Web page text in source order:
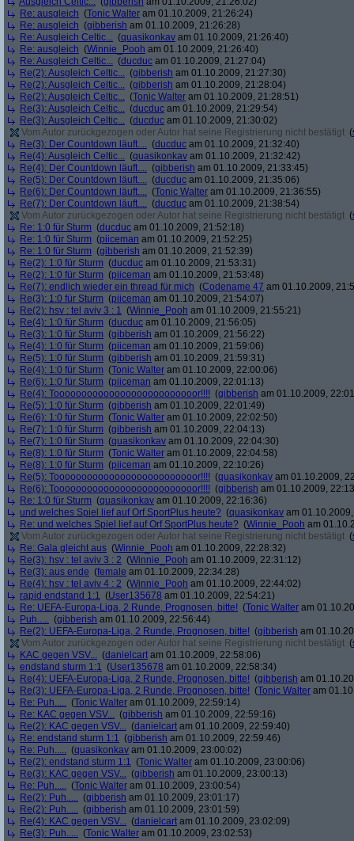
Re: ausgleich (Tonic Walter am 01.10.2009, 21:26:24)
Re: ausgleich (gibberish am 01.10.2009, 21:26:28)
Re: Ausgleich Celtic... (quasikonkav am 01.10.2009, 21:26:40)
Re: ausgleich (Winnie_Pooh am 01.10.2009, 21:26:40)
Re: Ausgleich Celtic... (ducduc am 01.10.2009, 21:27:04)
Re(2): Ausgleich Celtic... (gibberish am 01.10.2009, 21:27:30)
Re(2): Ausgleich Celtic... (gibberish am 01.10.2009, 21:28:04)
Re(2): Ausgleich Celtic... (Tonic Walter am 01.10.2009, 21:28:51)
Re(3): Ausgleich Celtic... (ducduc am 01.10.2009, 21:29:54)
Re(3): Ausgleich Celtic... (ducduc am 01.10.2009, 21:30:02)
Vom Autor zurückgezogen oder Autor hat seine Registrierung nicht bestätigt (
Re(3): Der Countdown läuft.... (ducduc am 01.10.2009, 21:32:40)
Re(4): Ausgleich Celtic... (quasikonkav am 01.10.2009, 21:32:42)
Re(4): Der Countdown läuft.... (gibberish am 01.10.2009, 21:33:45)
Re(5): Der Countdown läuft.... (ducduc am 01.10.2009, 21:35:06)
Re(6): Der Countdown läuft.... (Tonic Walter am 01.10.2009, 21:36:55)
Re(7): Der Countdown läuft.... (ducduc am 01.10.2009, 21:38:54)
Vom Autor zurückgezogen oder Autor hat seine Registrierung nicht bestätigt (
Re: 1:0 für Sturm (ducduc am 01.10.2009, 21:52:18)
Re: 1:0 für Sturm (piiceman am 01.10.2009, 21:52:25)
Re: 1:0 für Sturm (gibberish am 01.10.2009, 21:52:39)
Re(2): 1:0 für Sturm (ducduc am 01.10.2009, 21:53:31)
Re(2): 1:0 für Sturm (piiceman am 01.10.2009, 21:53:48)
Re(7): endlich wieder ein thread für mich (Codename 47 am 01.10.2009,
Re(3): 1:0 für Sturm (piiceman am 01.10.2009, 21:54:07)
Re(2): hsv : tel aviv 3 : 1 (Winnie_Pooh am 01.10.2009, 21:55:21)
Re(4): 1:0 für Sturm (ducduc am 01.10.2009, 21:56:05)
Re(3): 1:0 für Sturm (gibberish am 01.10.2009, 21:56:22)
Re(4): 1:0 für Sturm (piiceman am 01.10.2009, 21:59:06)
Re(5): 1:0 für Sturm (gibberish am 01.10.2009, 21:59:31)
Re(4): 1:0 für Sturm (Tonic Walter am 01.10.2009, 22:00:06)
Re(6): 1:0 für Sturm (piiceman am 01.10.2009, 22:01:13)
Re(4): Toooooooooooooooooooooooooor!!!! (gibberish am 01.10.2009,
Re(5): 1:0 für Sturm (gibberish am 01.10.2009, 22:01:49)
Re(6): 1:0 für Sturm (Tonic Walter am 01.10.2009, 22:02:50)
Re(7): 1:0 für Sturm (gibberish am 01.10.2009, 22:04:13)
Re(7): 1:0 für Sturm (quasikonkav am 01.10.2009, 22:04:30)
Re(8): 1:0 für Sturm (Tonic Walter am 01.10.2009, 22:04:58)
Re(8): 1:0 für Sturm (piiceman am 01.10.2009, 22:10:26)
Re(5): Toooooooooooooooooooooooooor!!!! (quasikonkav am 01.10.2009,
Re(6): Toooooooooooooooooooooooooor!!!! (gibberish am 01.10.2009,
Re: 1:0 für Sturm (quasikonkav am 01.10.2009, 22:16:36)
und welches Spiel lief auf Orf SportPlus heute? (quasikonkav am
Re: und welches Spiel lief auf Orf SportPlus heute? (Winnie_Pooh am
Vom Autor zurückgezogen oder Autor hat seine Registrierung nicht bestätigt (
Re: Gala gleicht aus (Winnie_Pooh am 01.10.2009, 22:28:32)
Re(3): hsv : tel aviv 3 : 2 (Winnie_Pooh am 01.10.2009, 22:31:12)
Re(3): aus ende (female am 01.10.2009, 22:34:28)
Re(4): hsv : tel aviv 4 : 2 (Winnie_Pooh am 01.10.2009, 22:44:02)
rapid endstand 1:1 (User135678 am 01.10.2009, 22:54:21)
Re: UEFA-Europa-Liga, 2 Runde, Prognosen, bitte! (Tonic Walter am
Puh..... (gibberish am 01.10.2009, 22:56:44)
Re(2): UEFA-Europa-Liga, 2 Runde, Prognosen, bitte! (gibberish am
Vom Autor zurückgezogen oder Autor hat seine Registrierung nicht bestätigt (
KAC gegen VSV... (danielcart am 01.10.2009, 22:58:06)
endstand sturm 1:1 (User135678 am 01.10.2009, 22:58:34)
Re(4): UEFA-Europa-Liga, 2 Runde, Prognosen, bitte! (gibberish am
Re(3): UEFA-Europa-Liga, 2 Runde, Prognosen, bitte! (Tonic Walter am
Re: Puh..... (Tonic Walter am 01.10.2009, 22:59:14)
Re: KAC gegen VSV... (gibberish am 01.10.2009, 22:59:16)
Re(2): KAC gegen VSV... (danielcart am 01.10.2009, 22:59:40)
Re: endstand sturm 1:1 (gibberish am 01.10.2009, 22:59:46)
Re: Puh..... (quasikonkav am 01.10.2009, 23:00:02)
Re(2): endstand sturm 1:1 (Tonic Walter am 01.10.2009, 23:00:06)
Re(3): KAC gegen VSV... (gibberish am 01.10.2009, 23:00:13)
Re: Puh..... (Tonic Walter am 01.10.2009, 23:00:54)
Re(2): Puh..... (gibberish am 01.10.2009, 23:01:17)
Re(2): Puh..... (gibberish am 01.10.2009, 23:01:59)
Re(4): KAC gegen VSV... (danielcart am 01.10.2009, 23:02:09)
Re(3): Puh..... (Tonic Walter am 01.10.2009, 23:02:53)